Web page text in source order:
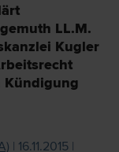
LL.M.
Kugler
Kündigung
| 16.11.2015 |